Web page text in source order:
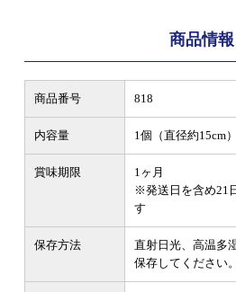
商品情報
商品番号 818
内容量 1個（直径約15cm）
賞味期限
1ヶ月
※発送日を含め21
す
保存方法
直射日光、高温多
保存してください。